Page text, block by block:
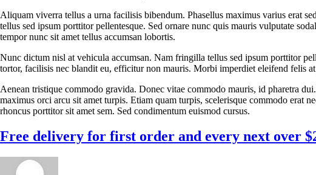
Aliquam viverra tellus a urna facilisis bibendum. Phasellus maximus varius erat
tellus sed ipsum porttitor pellentesque. Sed ornare nunc quis mauris vulputate
tempor nunc sit amet tellus accumsan lobortis.
Nunc dictum nisl at vehicula accumsan. Nam fringilla tellus sed ipsum porttitor
tortor, facilisis nec blandit eu, efficitur non mauris. Morbi imperdiet eleifend felis
Aenean tristique commodo gravida. Donec vitae commodo mauris, id pharetra
maximus orci arcu sit amet turpis. Etiam quam turpis, scelerisque commodo erat
rhoncus porttitor sit amet sem. Sed condimentum euismod cursus.
Free delivery for first order and every next over